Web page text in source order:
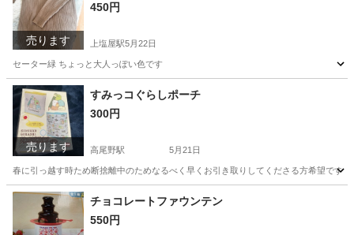
売ります
450円
上塩屋駅5月22日
セーター緑 ちょっと大人っぽい色です
鹿児島 鹿児島市 上塩屋駅 服/ファッション
売ります
すみっコぐらしポーチ
300円
高尾野駅 5月21日
春に引っ越す時ため断捨離中のためなるべく早くお引き取りしてくださる方希望です
鹿児島 出水市 マタニティ用品
チョコレートファウンテン
550円